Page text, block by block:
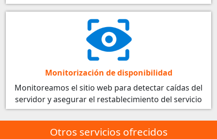
Monitorización de disponibilidad
Monitoreamos el sitio web para detectar caídas del
servidor y asegurar el restablecimiento del servicio
Otros servicios ofrecidos